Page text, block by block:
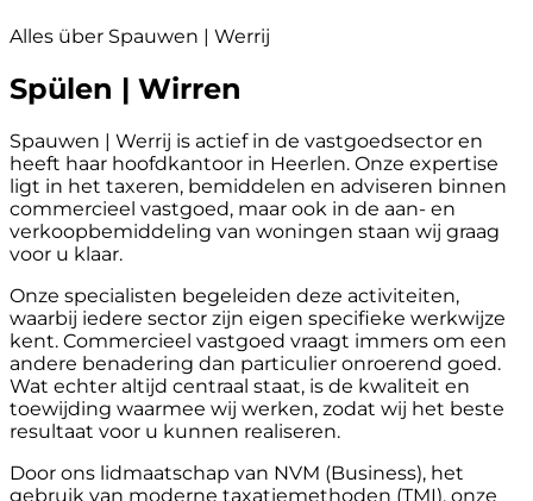
Alles über Spauwen | Werrij
Spülen | Wirren
Spauwen | Werrij is actief in de vastgoedsector en
heeft haar hoofdkantoor in Heerlen. Onze expertise
ligt in het taxeren, bemiddelen en adviseren binnen
commercieel vastgoed, maar ook in de aan- en
verkoopbemiddeling van woningen staan wij graag
voor u klaar.
Onze specialisten begeleiden deze activiteiten,
waarbij iedere sector zijn eigen specifieke werkwijze
kent. Commercieel vastgoed vraagt immers om een
andere benadering dan particulier onroerend goed.
Wat echter altijd centraal staat, is de kwaliteit en
toewijding waarmee wij werken, zodat wij het beste
resultaat voor u kunnen realiseren.
Door ons lidmaatschap van NVM (Business), het
gebruik van moderne taxatiemethoden (TMI), onze